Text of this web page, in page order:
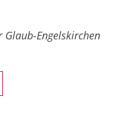
Glaub-Engelskirchen